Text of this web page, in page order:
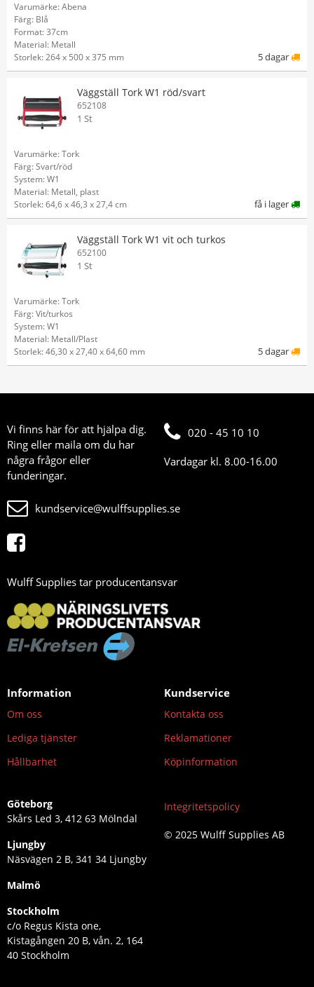
Varumärke: Abena
Färg: Blå
Format: 37cm
Material: Metall
Storlek: 264 x 500 x 375 mm
5 dagar
Väggställ Tork W1 röd/svart
652108
1 St
Varumärke: Tork
Färg: Svart/röd
System: W1
Material: Metall, plast
Storlek: 64,6 x 46,3 x 27,4 cm
få i lager
Väggställ Tork W1 vit och turkos
652100
1 St
Varumärke: Tork
Färg: Vit/turkos
System: W1
Material: Metall/Plast
Storlek: 46,30 x 27,40 x 64,60 mm
5 dagar
Vi finns här för att hjälpa dig.
Ring eller maila om du har
några frågor eller
funderingar.
020 - 45 10 10
Vardagar kl. 8.00-16.00
kundservice@wulffsupplies.se
Wulff Supplies tar producentansvar
Information
Om oss
Lediga tjänster
Hållbarhet
Kundservice
Kontakta oss
Reklamationer
Köpinformation
Göteborg
Skårs Led 3, 412 63 Mölndal
Ljungby
Näsvägen 2 B, 341 34 Ljungby
Malmö
Stockholm
c/o Regus Kista one,
Kistagången 20 B, vån. 2, 164
40 Stockholm
Integritetspolicy
© 2025 Wulff Supplies AB